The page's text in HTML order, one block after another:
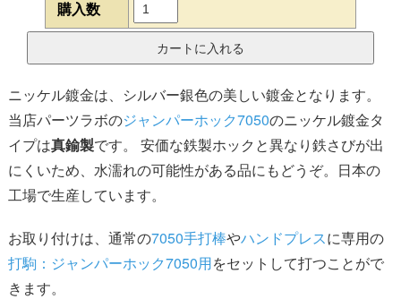
購入数
ニッケル鍍金は、シルバー銀色の美しい鍍金となります。
当店パーツラボのジャンパーホック7050のニッケル鍍金タ
イプは真鍮製です。 安価な鉄製ホックと異なり鉄さびが出
にくいため、水濡れの可能性がある品にもどうぞ。日本の
工場で生産しています。
お取り付けは、通常の7050手打棒やハンドプレスに専用の
打駒：ジャンパーホック7050用をセットして打つことがで
きます。